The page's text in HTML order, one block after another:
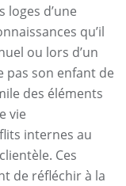
d’une
qu’il
ou lors d’un
pas son enfant de
des éléments
vie
internes au
Ces
de réfléchir à la